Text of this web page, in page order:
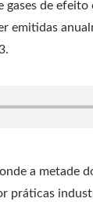
gases de
emitidas
a metade
práticas